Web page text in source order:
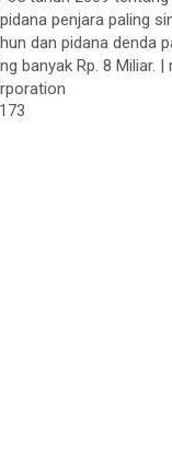
penjara paling
dan pidana denda
banyak Rp. 8 Miliar. |